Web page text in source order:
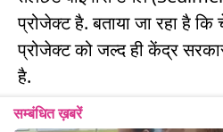
प्रोजेक्ट है. बताया जा रहा है
प्रोजेक्ट को जल्द ही केंद्र
है.
सम्बंधित ख़बरें